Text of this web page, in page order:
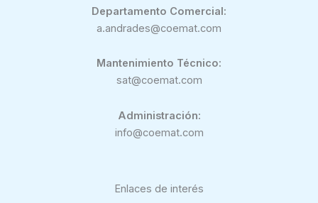
Departamento Comercial:
a.andrades@coemat.com
Mantenimiento Técnico:
sat@coemat.com
Administración:
info@coemat.com
Enlaces de interés